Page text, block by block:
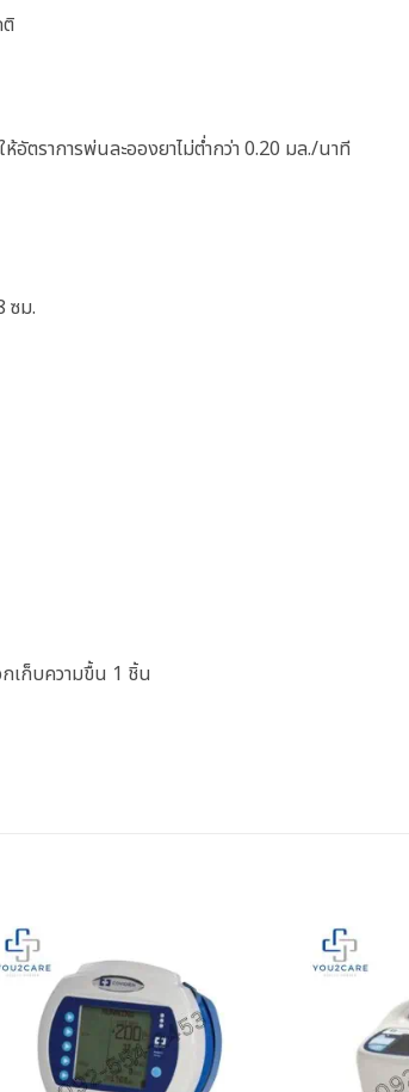
อัตราการพ่นละอองยาไม่ต่ำกว่า 0.20 มล./นาที
ซม.
กเก็บความขื้น 1 ชิ้น